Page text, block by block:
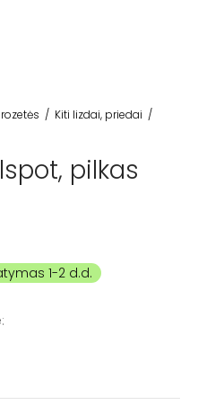
/ Kiti lizdai, priedai /
pilkas